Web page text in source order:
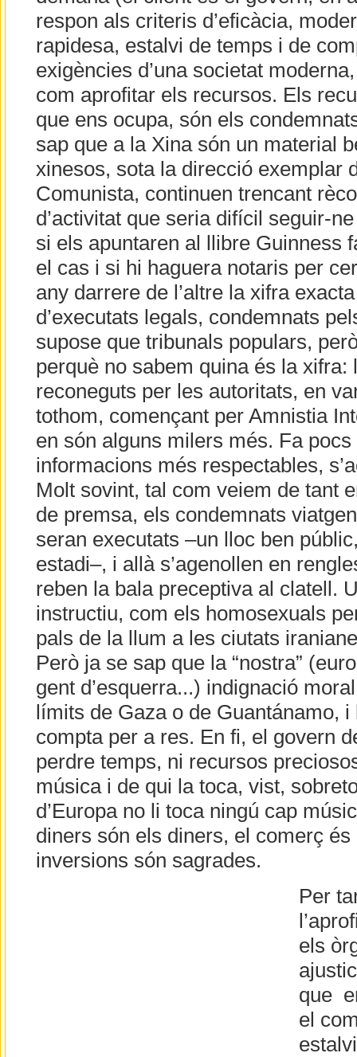
respon als criteris d’eficàcia,
rapidesa, estalvi de temps i de
exigències d’una societat
com aprofitar els recursos. Els
que ens ocupa, són els
sap que a la Xina són un material
xinesos, sota la direcció exemplar
Comunista, continuen trencant
d’activitat que seria difícil seguir-
si els apuntaren al llibre Guinness
el cas i si hi haguera notaris per
any darrere de l’altre la xifra
d’executats legals, condemnats
supose que tribunals populars,
perquè no sabem quina és la xifra:
reconeguts per les autoritats, en
tothom, començant per Amnistia
en són alguns milers més. Fa
informacions més respectables,
Molt sovint, tal com veiem de tant
de premsa, els condemnats
seran executats –un lloc ben
estadi–, i allà s’agenollen en
reben la bala preceptiva al clatell.
instructiu, com els homosexuals
pals de la llum a les ciutats
Però ja se sap que la “nostra”
gent d’esquerra...) indignació
límits de Gaza o de Guantánamo,
compta per a res. En fi, el govern
perdre temps, ni recursos
música i de qui la toca, vist,
d’Europa no li toca ningú cap
diners són els diners, el comerç
inversions són sagrades.
Per
els
que
el